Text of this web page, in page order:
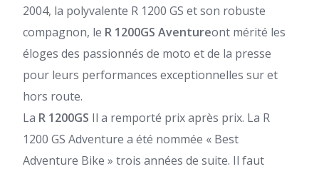
2004, la polyvalente R 1200 GS et son robuste
compagnon, le R 1200GS Aventureont mérité les
éloges des passionnés de moto et de la presse
pour leurs performances exceptionnelles sur et
hors route.
La R 1200GS Il a remporté prix après prix. La R
1200 GS Adventure a été nommée « Best
Adventure Bike » trois années de suite. Il faut